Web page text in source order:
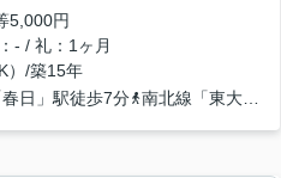
鴨」駅徒歩15分
5,000円
- / 礼：1ヶ月
）/築15年
日」駅徒歩7分
南北線「東大前」駅徒歩8分